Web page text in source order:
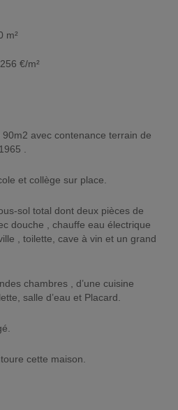
m²
€/m²
.
et collège sur place.
sol total dont deux pièces de
douche , chauffe eau électrique
, toilette, cave à vin et un grand
chambres , d’une cuisine
salle d’eau et Placard.
cette maison.